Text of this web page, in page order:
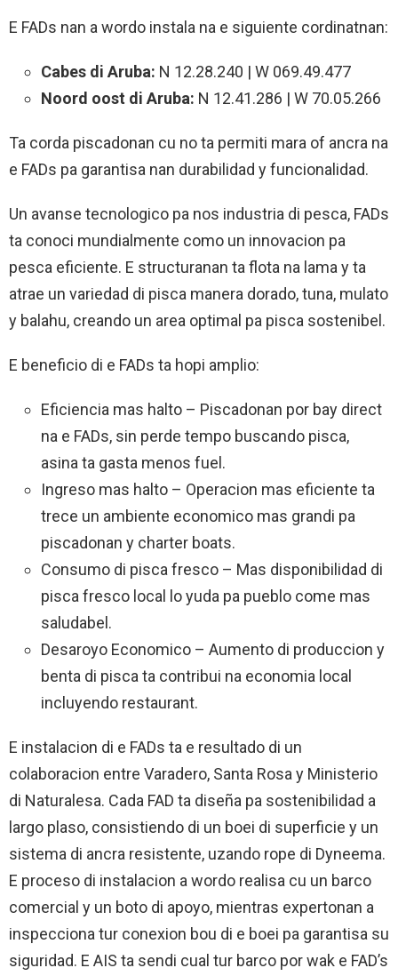
E FADs nan a wordo instala na e siguiente cordinatnan:
Cabes di Aruba: N 12.28.240 | W 069.49.477
Noord oost di Aruba: N 12.41.286 | W 70.05.266
Ta corda piscadonan cu no ta permiti mara of ancra na
e FADs pa garantisa nan durabilidad y funcionalidad.
Un avanse tecnologico pa nos industria di pesca, FADs
ta conoci mundialmente como un innovacion pa
pesca eficiente. E structuranan ta flota na lama y ta
atrae un variedad di pisca manera dorado, tuna, mulato
y balahu, creando un area optimal pa pisca sostenibel.
E beneficio di e FADs ta hopi amplio:
Eficiencia mas halto – Piscadonan por bay direct
na e FADs, sin perde tempo buscando pisca,
asina ta gasta menos fuel.
Ingreso mas halto – Operacion mas eficiente ta
trece un ambiente economico mas grandi pa
piscadonan y charter boats.
Consumo di pisca fresco – Mas disponibilidad di
pisca fresco local lo yuda pa pueblo come mas
saludabel.
Desaroyo Economico – Aumento di produccion y
benta di pisca ta contribui na economia local
incluyendo restaurant.
E instalacion di e FADs ta e resultado di un
colaboracion entre Varadero, Santa Rosa y Ministerio
di Naturalesa. Cada FAD ta diseña pa sostenibilidad a
largo plaso, consistiendo di un boei di superficie y un
sistema di ancra resistente, uzando rope di Dyneema.
E proceso di instalacion a wordo realisa cu un barco
comercial y un boto di apoyo, mientras expertonan a
inspecciona tur conexion bou di e boei pa garantisa su
siguridad. E AIS ta sendi cual tur barco por wak e FAD’s